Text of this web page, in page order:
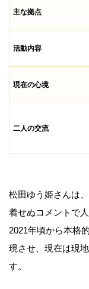
主な拠点
活動内容
現在の心境
二人の交流
松田ゆう姫さんは
着せぬコメントで
2021年頃から本格
現させ、現在は現
す。